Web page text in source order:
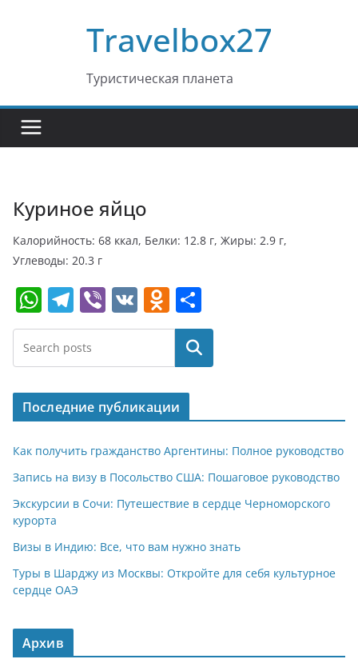
Travelbox27
Туристическая планета
Куриное яйцо
Калорийность: 68 ккал, Белки: 12.8 г, Жиры: 2.9 г,
Углеводы: 20.3 г
W
h
at
s
A
p
p
T
el
e
gr
a
m
Vi
b
V
K
O
d
o
kl
a
ss
ni
ki
т
п
р
в
и
т
ь
Поиск
Последние публикации
Как получить гражданство Аргентины: Полное руководство
Запись на визу в Посольство США: Пошаговое руководство
Экскурсии в Сочи: Путешествие в сердце Черноморского
курорта
Визы в Индию: Все, что вам нужно знать
Туры в Шарджу из Москвы: Откройте для себя культурное
сердце ОАЭ
Архив